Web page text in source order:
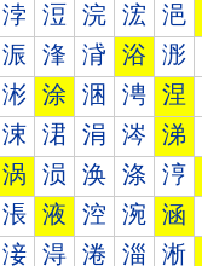
浡 浢 浣 浤 浥
浱 浲 浳 浴 浵
涁 涂 涃 涄 涅
涑 涒 涓 涔 涕
涡 涢 涣 涤 涥
涱 液 涳 涴 涵
淁 淂 淃 淄 淅